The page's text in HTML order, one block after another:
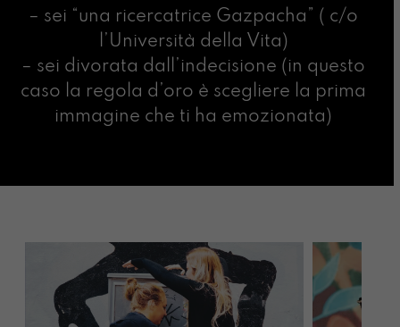
– sei “una ricercatrice Gazpacha” ( c/o
l’Università della Vita)
– sei divorata dall’indecisione (in questo
caso la regola d’oro è scegliere la prima
immagine che ti ha emozionata)